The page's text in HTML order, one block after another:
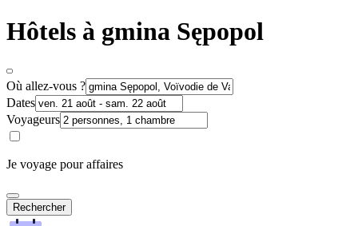
Hôtels à gmina Sępopol
Où allez-vous ?
Dates
Voyageurs
Je voyage pour affaires
Rechercher